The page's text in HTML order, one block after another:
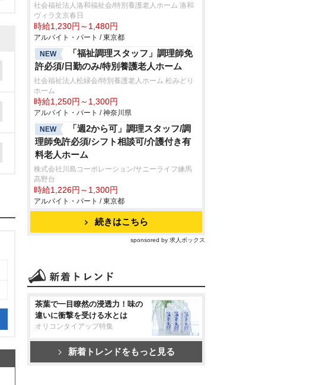
社会福祉法人洛和福祉会/特別養護老人ホーム 洛和
ヴィラ文京春日
時給1,230円～1,480円
アルバイト・パート / 東京都
NEW
「福祉調理スタッフ」調理師免
許必須/日勤のみ/特別養護老人ホーム
社会福祉法人松緑会/特別養護老人ホーム 松みどり
ホーム
時給1,250円～1,300円
アルバイト・パート / 神奈川県
NEW
「週2から可」調理スタッフ/調
理師免許必須/シフト相談可/介護付き有
料老人ホーム
株式会社川島コーポレーション/サニーライフ練馬
高野台
時給1,226円～1,300円
アルバイト・パート / 東京都
続きはこちら
sponsored by 求人ボックス
茶葉で一目瞭然の浸透力！味の
違いに衝撃を受ける水とは
オリコンタイアップ特集
新着トレンドをもっと見る